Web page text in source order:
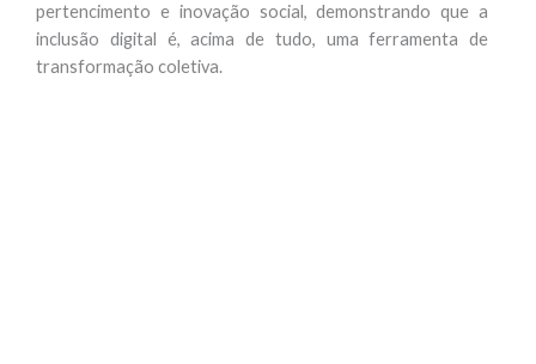
pertencimento e inovação social, demonstrando que a
inclusão digital é, acima de tudo, uma ferramenta de
transformação coletiva.